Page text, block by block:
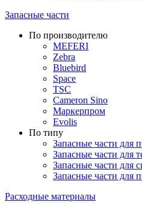
Запасные части
По производителю
MEFERI
Zebra
Bluebird
Space
TSC
Cameron Sino
Маркерпром
Evolis
По типу
Запасные части для
Запасные части для
Запасные части для
Запасные части для
Расходные материалы